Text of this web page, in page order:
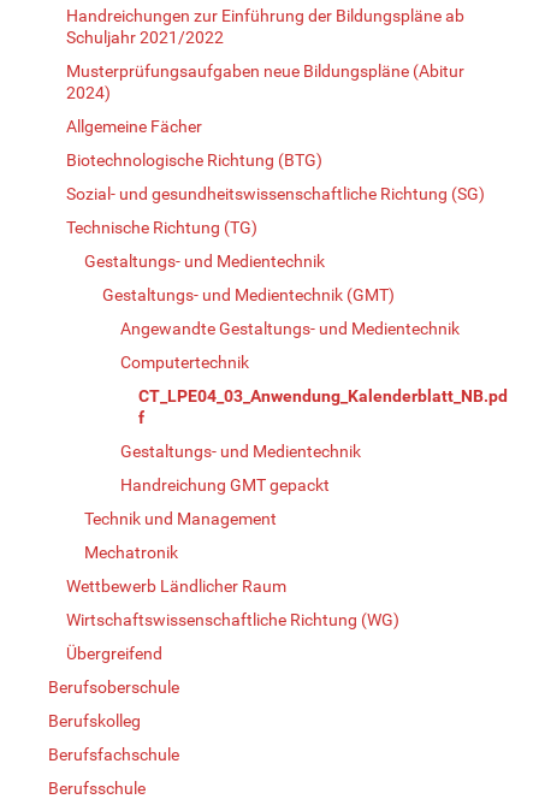
Handreichungen zur Einführung der Bildungspläne ab
Schuljahr 2021/2022
Musterprüfungsaufgaben neue Bildungspläne (Abitur
2024)
Allgemeine Fächer
Biotechnologische Richtung (BTG)
Sozial- und gesundheitswissenschaftliche Richtung (SG)
Technische Richtung (TG)
Gestaltungs- und Medientechnik
Gestaltungs- und Medientechnik (GMT)
Angewandte Gestaltungs- und Medientechnik
Computertechnik
CT_LPE04_03_Anwendung_Kalenderblatt_NB.pd
f
Gestaltungs- und Medientechnik
Handreichung GMT gepackt
Technik und Management
Mechatronik
Wettbewerb Ländlicher Raum
Wirtschaftswissenschaftliche Richtung (WG)
Übergreifend
Berufsoberschule
Berufskolleg
Berufsfachschule
Berufsschule